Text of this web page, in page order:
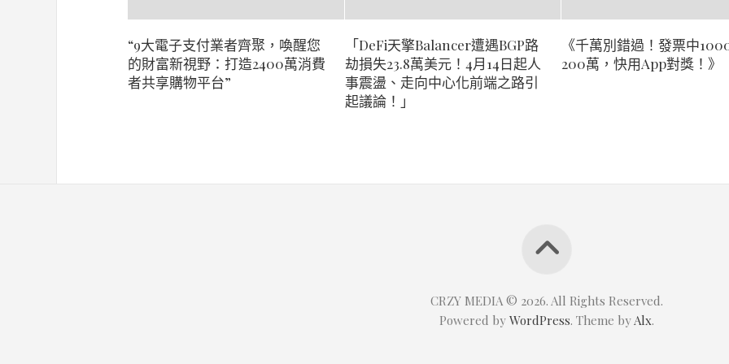
“9大電子支付業者齊聚，喚醒您
的財富新視野：打造2400萬消費
者共享購物平台”
「DeFi天擎Balancer遭遇BGP路
劫損失23.8萬美元！4月14日起人
事震盪、走向中心化前端之路引
起議論！」
《千萬別錯過！發票中
200萬，快用App對獎！》
CRZY MEDIA © 2026. All Rights Reserved.
Powered by WordPress. Theme by Alx.